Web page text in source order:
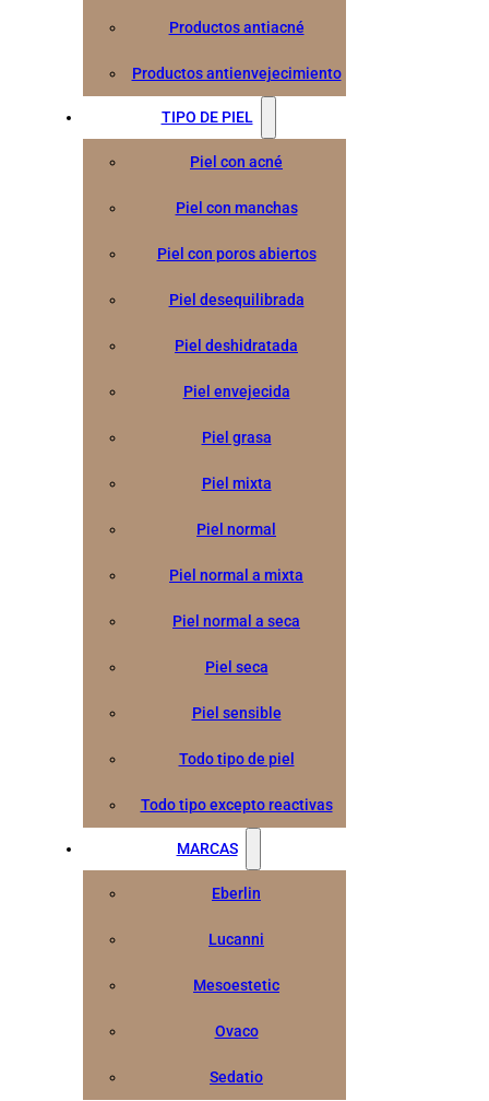
Productos antiacné
Productos antienvejecimiento
TIPO DE PIEL
Piel con acné
Piel con manchas
Piel con poros abiertos
Piel desequilibrada
Piel deshidratada
Piel envejecida
Piel grasa
Piel mixta
Piel normal
Piel normal a mixta
Piel normal a seca
Piel seca
Piel sensible
Todo tipo de piel
Todo tipo excepto reactivas
MARCAS
Eberlin
Lucanni
Mesoestetic
Ovaco
Sedatio